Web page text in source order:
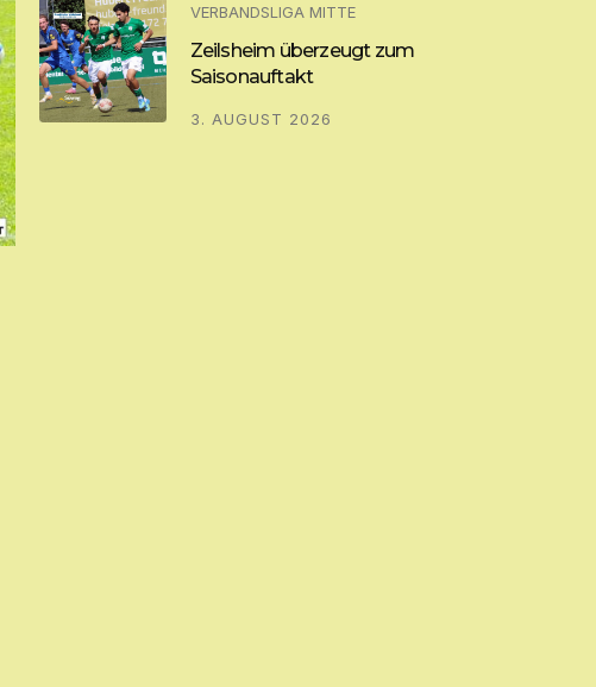
VERBANDSLIGA MITTE
Zeilsheim überzeugt zum
Saisonauftakt
3. AUGUST 2026